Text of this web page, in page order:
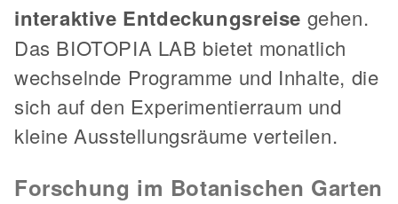
interaktive Entdeckungsreise gehen.
Das BIOTOPIA LAB bietet monatlich
wechselnde Programme und Inhalte, die
sich auf den Experimentierraum und
kleine Ausstellungsräume verteilen.
Forschung im Botanischen Garten